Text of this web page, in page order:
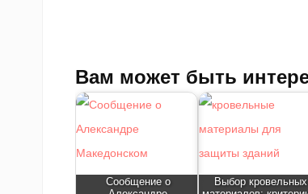
Вам может быть
Сообщение о
Выбор кровельных